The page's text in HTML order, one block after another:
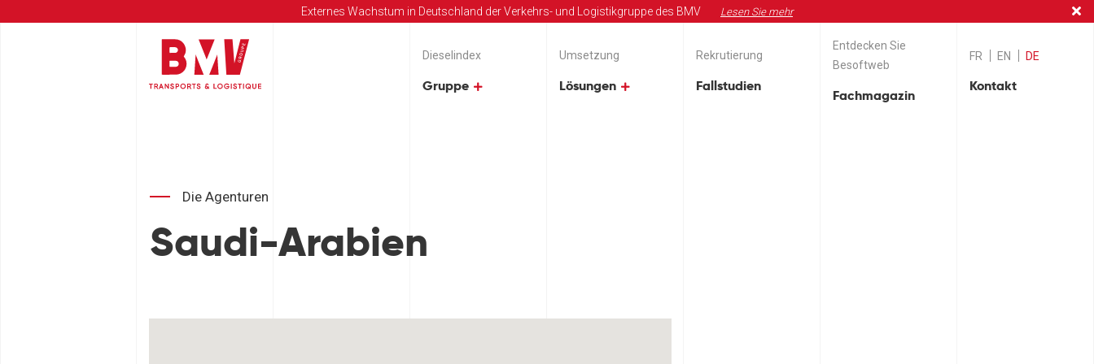
Externes Wachstum in Deutschland der Verkehrs- und Logistikgruppe des BMV Lesen Sie mehr
Dieselindex
Gruppe
Umsetzung
Lösungen
Rekrutierung
Fallstudien
Entdecken Sie
Besoftweb
Fachmagazin
FR EN DE
Kontakt
Die Agenturen
Saudi-Arabien